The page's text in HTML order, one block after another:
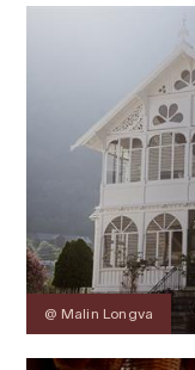
@ Malin Longva